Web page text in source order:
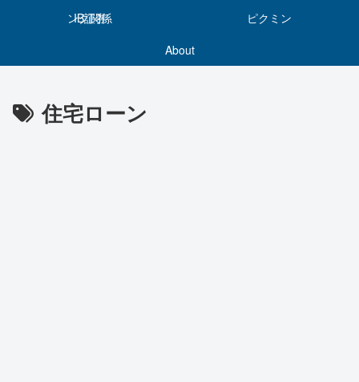
ング関係
IB証券
ピクミン
About
住宅ローン